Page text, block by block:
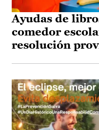
Ayudas de
comedor
resolución